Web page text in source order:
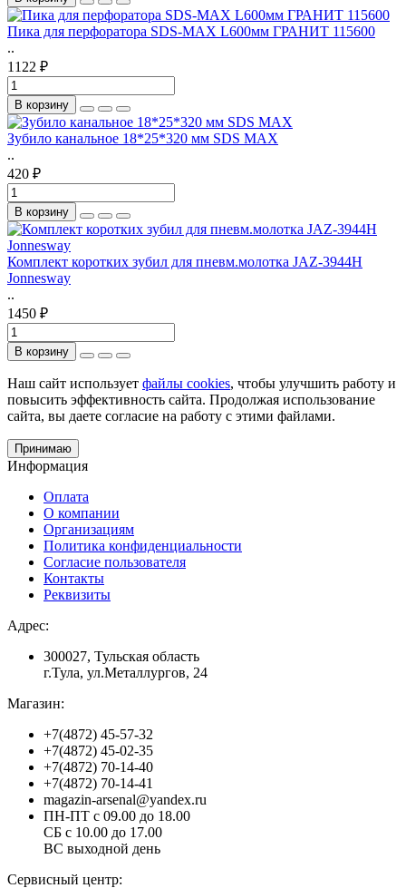
Пика для перфоратора SDS-MAX L600мм ГРАНИТ 115600
..
1122 ₽
В корзину
Зубило канальное 18*25*320 мм SDS MAX
..
420 ₽
В корзину
Комплект коротких зубил для пневм.молотка JAZ-3944H
Jonnesway
..
1450 ₽
В корзину
Наш сайт использует файлы cookies, чтобы улучшить работу и
повысить эффективность сайта. Продолжая использование
сайта, вы даете согласие на работу с этими файлами.
Принимаю
Информация
Оплата
О компании
Организациям
Политика конфиденциальности
Согласие пользователя
Контакты
Реквизиты
Адрес:
300027, Тульская область
г.Тула, ул.Металлургов, 24
Магазин:
+7(4872) 45-57-32
+7(4872) 45-02-35
+7(4872) 70-14-40
+7(4872) 70-14-41
magazin-arsenal@yandex.ru
ПН-ПТ с 09.00 до 18.00
СБ с 10.00 до 17.00
ВС выходной день
Сервисный центр: